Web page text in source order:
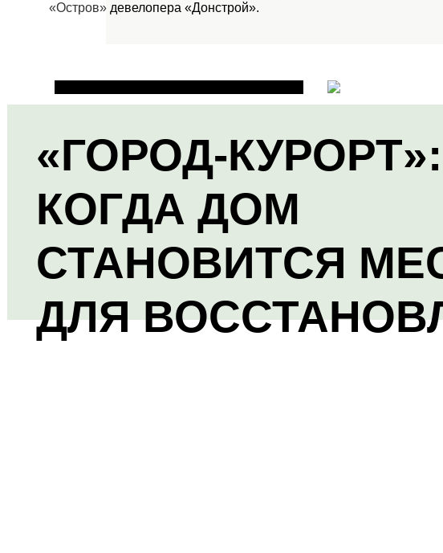
«Остров» девелопера «Донстрой».
«ГОРОД-КУРОРТ»:
КОГДА ДОМ
СТАНОВИТСЯ
ДЛЯ